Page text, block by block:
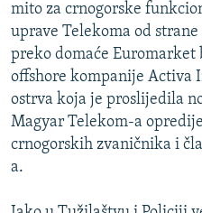
mito za crnogorske
uprave Telekoma od
preko domaće Euromarket
offshore kompanije Activa
ostrva koja je proslijedila
Magyar Telekom-a
crnogorskih zvaničnika i
a.